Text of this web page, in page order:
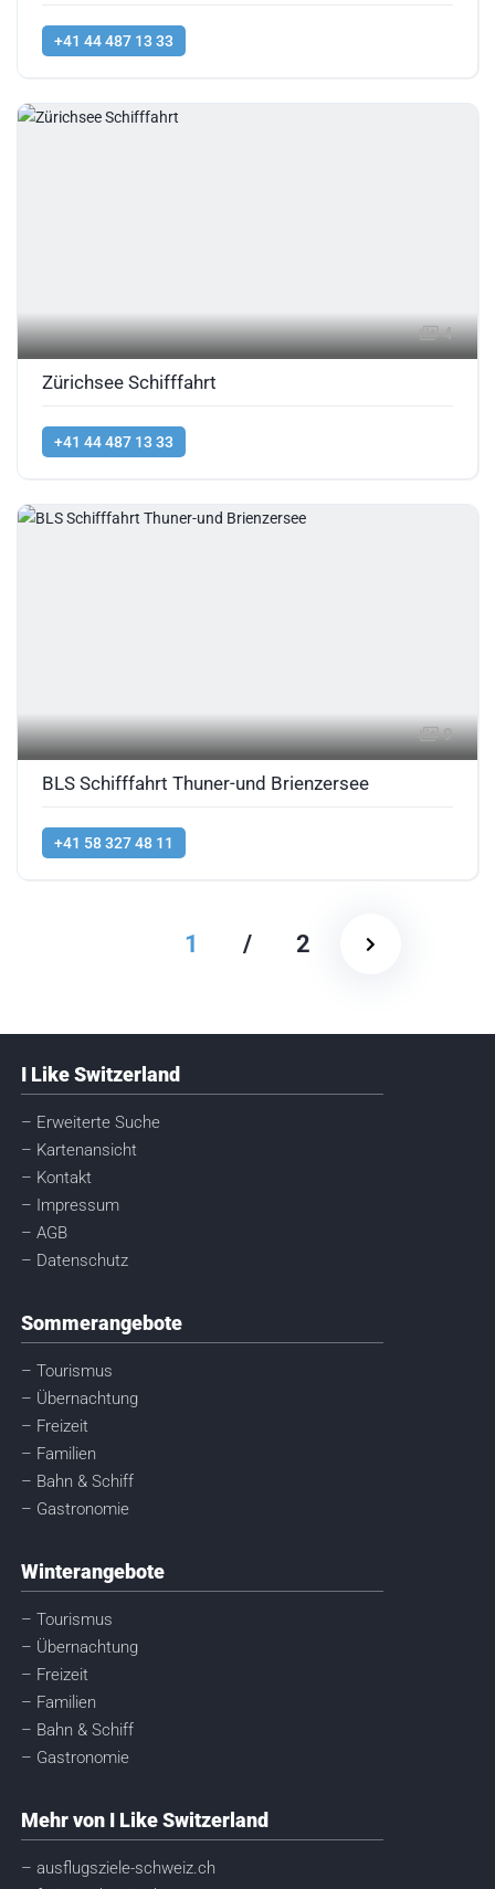
+41 44 487 13 33
4
Zürichsee Schifffahrt
+41 44 487 13 33
9
BLS Schifffahrt Thuner-und Brienzersee
+41 58 327 48 11
1 / 2
I Like Switzerland
– Erweiterte Suche
– Kartenansicht
– Kontakt
– Impressum
– AGB
– Datenschutz
Sommerangebote
– Tourismus
– Übernachtung
– Freizeit
– Familien
– Bahn & Schiff
– Gastronomie
Winterangebote
– Tourismus
– Übernachtung
– Freizeit
– Familien
– Bahn & Schiff
– Gastronomie
Mehr von I Like Switzerland
– ausflugsziele-schweiz.ch